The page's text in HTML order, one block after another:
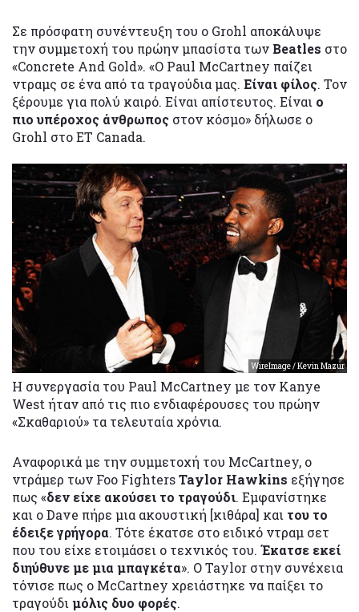
Σε πρόσφατη συνέντευξη του ο Grohl αποκάλυψε
την συμμετοχή του πρώην μπασίστα των Beatles στο
«Concrete And Gold». «Ο Paul McCartney παίζει
ντραμς σε ένα από τα τραγούδια μας. Είναι φίλος. Τον
ξέρουμε για πολύ καιρό. Είναι απίστευτος. Είναι ο
πιο υπέροχος άνθρωπος στον κόσμο» δήλωσε ο
Grohl στο ET Canada.
WireImage / Kevin Mazur
Η συνεργασία του Paul McCartney με τον Kanye
West ήταν από τις πιο ενδιαφέρουσες του πρώην
«Σκαθαριού» τα τελευταία χρόνια.
Αναφορικά με την συμμετοχή του McCartney, ο
ντράμερ των Foo FightersTaylor Hawkins εξήγησε
πως «δεν είχε ακούσει το τραγούδι. Εμφανίστηκε
και ο Dave πήρε μια ακουστική [κιθάρα] και του το
έδειξε γρήγορα. Τότε έκατσε στο ειδικό ντραμ σετ
που του είχε ετοιμάσει ο τεχνικός του. Έκατσε εκεί
διηύθυνε με μια μπαγκέτα». Ο Taylor στην συνέχεια
τόνισε πως ο McCartney χρειάστηκε να παίξει το
τραγούδι μόλις δυο φορές.